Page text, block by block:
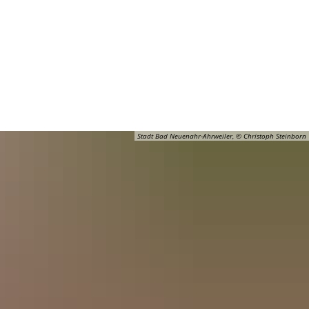
Stadt Bad Neuenahr-Ahrweiler, © Christoph Steinborn